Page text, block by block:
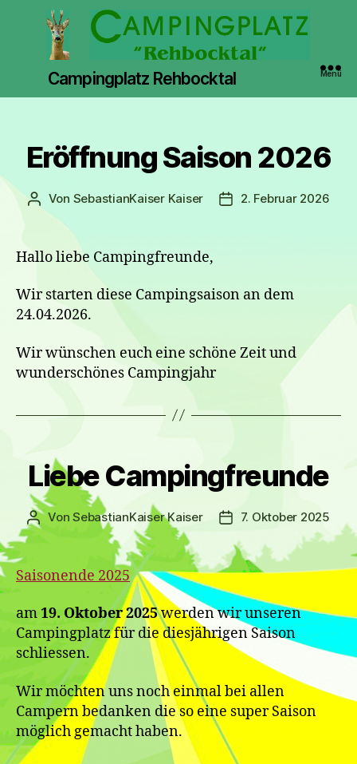
Campingplatz Rehbocktal Menü
Eröffnung Saison 2026
Beitragsautor
Von SebastianKaiser Kaiser 2. Februar 2026
Hallo liebe Campingfreunde,
Wir starten diese Campingsaison an dem
24.04.2026.
Wir wünschen euch eine schöne Zeit und
wunderschönes Campingjahr
Liebe Campingfreunde
Beitragsautor
VonSebastianKaiser Kaiser 7. Oktober 2025
Saisonende 2025
am19. Oktober2025werden wir unseren
Campingplatz für die diesjährigen Saison
schliessen.
Wir möchten uns noch einmal bei allen
Campern bedanken die so eine super Saison
möglich gemacht haben.